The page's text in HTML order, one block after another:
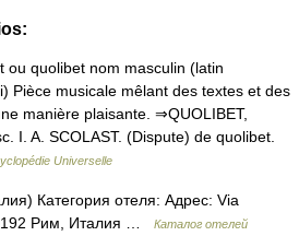
quolibet nom masculin (latin
Pièce musicale mêlant des textes et des
manière plaisante. ⇒QUOLIBET,
I. A. SCOLAST. (Dispute) de quolibet.
Universelle
Категория отеля: Адрес: Via
Рим, Италия …
Каталог отелей